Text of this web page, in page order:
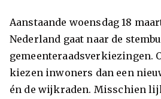
Aanstaande woensdag 18
Nederland gaat naar de
gemeenteraadsverkiezingen.
kiezen inwoners dan een
én de wijkraden. Misschien